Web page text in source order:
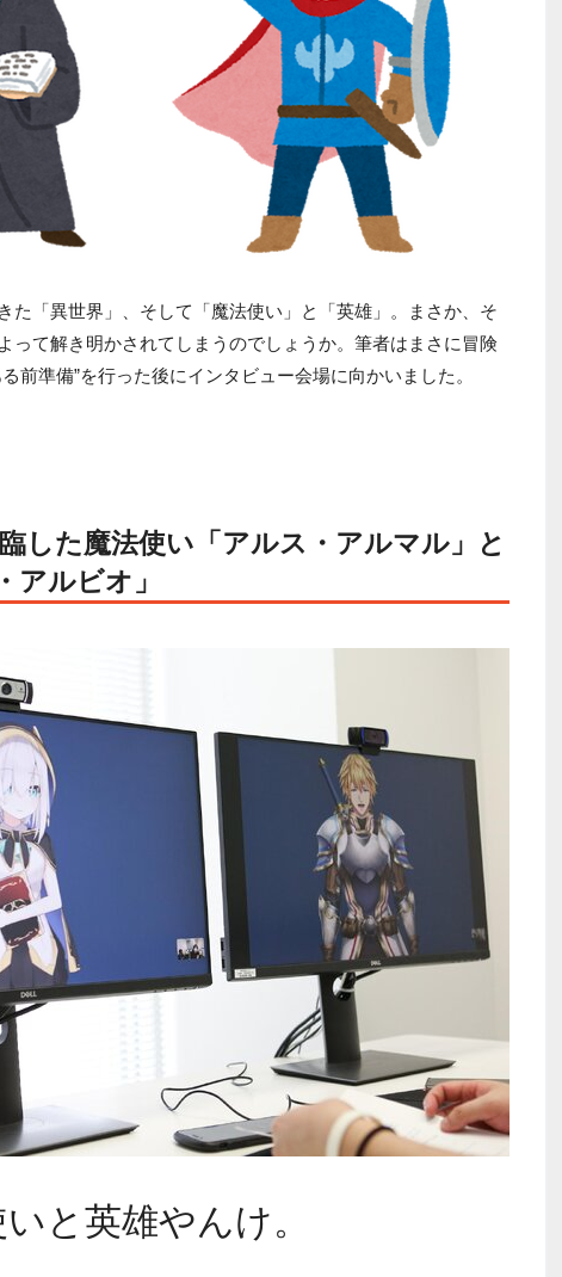
た「異世界」、そして「魔法使い」と「英雄」。まさか、そ
って解き明かされてしまうのでしょうか。筆者はまさに冒険
前準備”を行った後にインタビュー会場に向かいました。
した魔法使い「アルス・アルマル」と
アルビオ」
と英雄やんけ。